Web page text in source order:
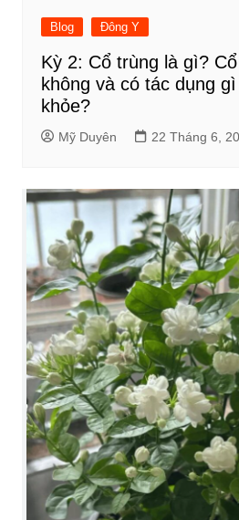
Blog Đông Y
Kỳ 2: Cổ trùng là gì?
không và có tác dụng
khỏe?
Mỹ Duyên 22 Tháng 6,